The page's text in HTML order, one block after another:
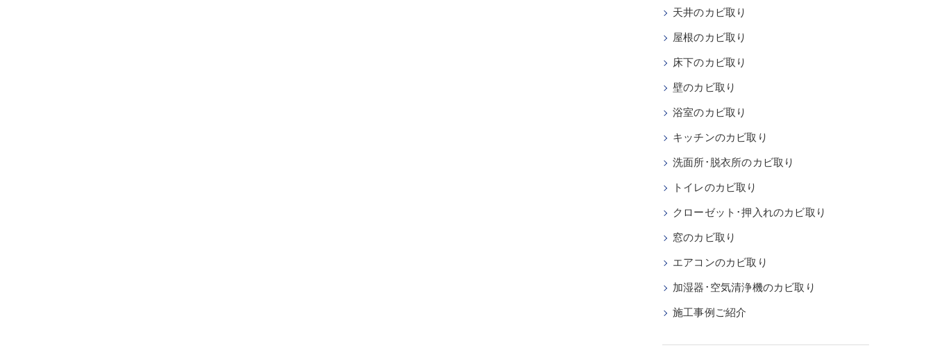
天井のカビ取り
屋根のカビ取り
床下のカビ取り
壁のカビ取り
浴室のカビ取り
キッチンのカビ取り
洗面所･脱衣所のカビ取り
トイレのカビ取り
クローゼット･押入れのカビ取り
窓のカビ取り
エアコンのカビ取り
加湿器･空気清浄機のカビ取り
施工事例ご紹介